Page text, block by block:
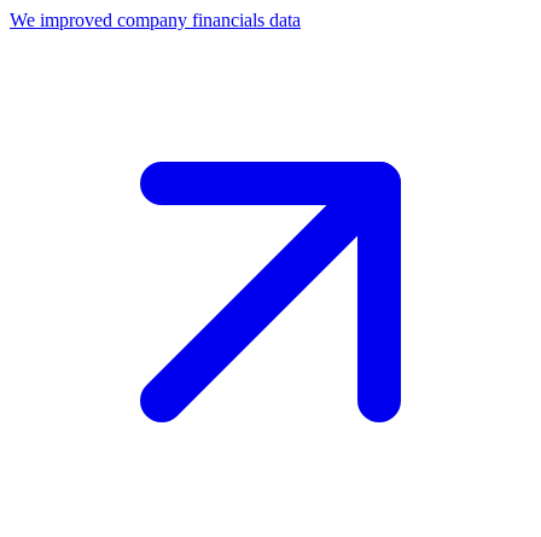
We improved company financials data